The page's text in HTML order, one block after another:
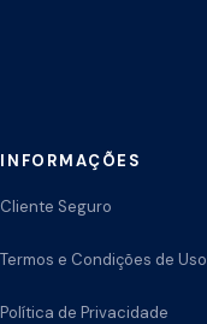
INFORMAÇÕES
Cliente Seguro
Termos e Condições de Uso
Política de Privacidade